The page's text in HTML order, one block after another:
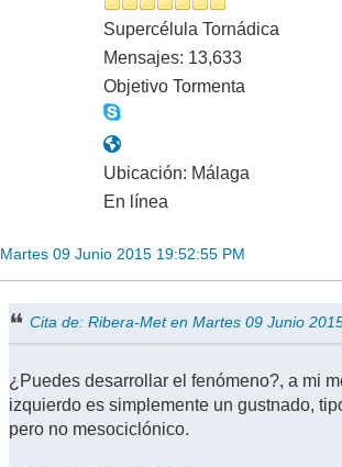
Supercélula Tornádica
Mensajes: 13,633
Objetivo Tormenta
Ubicación: Málaga
En línea
Martes 09 Junio 2015 19:52:55 PM
Cita de: Ribera-Met en Martes 09 Junio
¿Puedes desarrollar el fenómeno?, a mi
izquierdo es simplemente un gustnado,
pero no mesociclónico.